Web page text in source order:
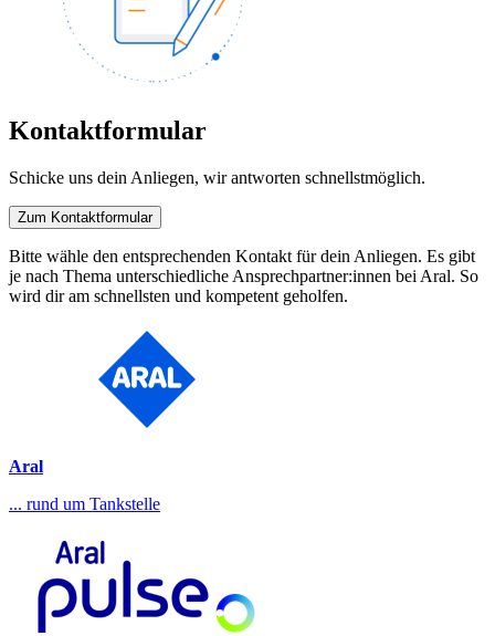
Kontaktformular
Schicke uns dein Anliegen, wir antworten schnellstmöglich.
Zum Kontaktformular
Bitte wähle den entsprechenden Kontakt für dein Anliegen. Es gibt
je nach Thema unterschiedliche Ansprechpartner:innen bei Aral. So
wird dir am schnellsten und kompetent geholfen.
Aral
... rund um Tankstelle